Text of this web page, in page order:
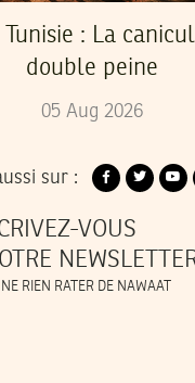
Tunisie : La
double peine
05 Aug 2026
sur :
VOUS
RIEN RATER DE NAWAAT